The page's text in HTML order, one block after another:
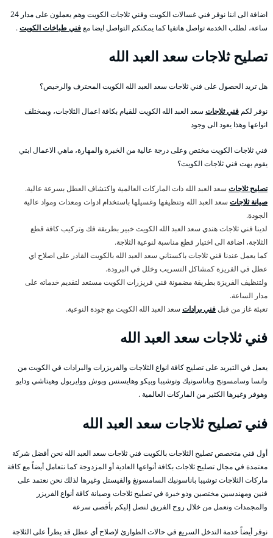
اضافة الى اننا نوفر فني غسالات الكويت وفني ثلاجات الكويت وهم يعملون على مدار 24
ساعة، لطلب الخدمة تواصل هاتفيا كما يمكنكم التواصل ايضا معفني طباخات الكويت.
تصليح ثلاجات سعد العبد الله
هل تريد الحصول على فني ثلاجات سعد العبد الله الكويت المحترف والرخيص؟
نوفر لكم فني ثلاجات سعد العبد الله الكويت للقيام بكافة اعمال الثلاجات، وبمختلف
انواعها وهذا يعود الى وجود
فني ثلاجات الكويت مختص وعلى درجة عالية من الخبرة والمهارة، ماهي الاعمال ابتي
يقوم بهت فني ثلاجات الكويت؟
تصليح ثلاجات سعد العبد الله ذات الماركات العالمية واكتشاف العطل بسرعة عالية.
صيانة ثلاجات سعد العبد الله وتنظيفها وغسيلها باستخدام ادوات ومعدات ومواد عالية
الجودة.
لدينا فني ثلاجات هندي سعد العبد الله الكويت خبير بطريقة فك وتركيب كافة قطع
الثلاجة، اضافة الى اختيار قطع مناسبة لنوعية الثلاجة.
كما يعمل عندنا فني ثلاجات باكستاني سعد العبد الله بالكويت القادر على اصلاح اي
عطل في الفريزة كمشاكل التسريب وخلل في البرودة.
ولتنظيف الفريزة بطريقة مضمونة فني فريزرات الكويت مستعد لتقديم خدماته على
مدار الساعة.
تعبئة غاز من قبلفني برادات سعد العبد الله الكويت مع جودة النوعية.
فني ثلاجات سعد العبد الله
يعمل في التبريد على تصليح كافة انواع الثلاجات والفريزرات والبرادات في الكويت من
وانسا وسامسونج وباناسونيك وتوشيبا وبيكو وهايسنس وبوش ووايربول وهيتاشي ودايو
وهوفر وغيرها الكثير من الماركات العالمية .
فني تصليح ثلاجات سعد العبد الله
أول فني متخصص تصليح الثلاجات بالكويت فني ثلاجات سعد العبد الله نحن أفضل شركة
معتمدة في مجال تصليح ثلاجات بكافة أنواعها العادية أو المزدوجة كما نتعامل أيضاً مع كافة
ماركات الثلاجات توشيبا باناسونيك السامسونغ والفيستل وغيرها لذلك نحن نعتمد على
فنين ومهندسين مختصين وذو خبرة في تصليح ثلاجات وصيانة كافة أنواع الفريزر
والمجمدات ونعمل من خلال روح الفريق لنصل إليكم بأقصى سرعة
نوفر أيضاً خدمة التدخل السريع في حالات الطوارئ لإصلاح أي عطل قد يطرأ على الثلاجة